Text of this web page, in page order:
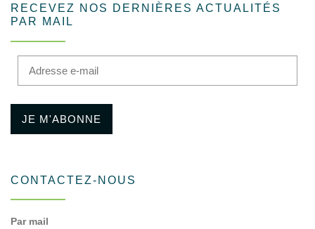
RECEVEZ NOS DERNIÈRES ACTUALITÉS
PAR MAIL
JE M'ABONNE
CONTACTEZ-NOUS
Par mail